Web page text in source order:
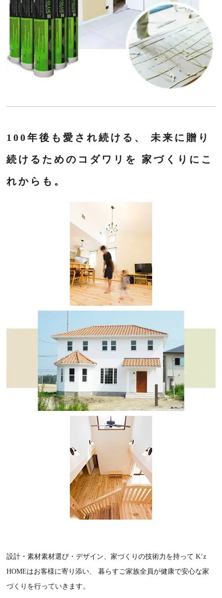
100年後も愛され続ける、
未来に贈り
続けるためのコダワリを 家づくりにこ
れからも。
設計・素材素材選び・デザイン、家づくりの技術力を持って K’z
HOMEはお客様に寄り添い、
暮らすご家族全員が健康で安心な家
づくりを行っていきます。